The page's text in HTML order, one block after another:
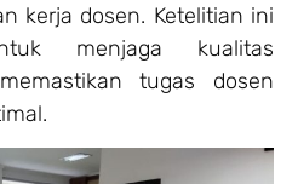
kerja dosen. Ketelitian ini
menjaga kualitas
tugas dosen